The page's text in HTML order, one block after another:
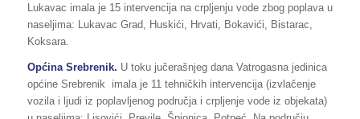
Lukavac imala je 15 intervencija na crpljenju vode zbog poplava u
naseljima: Lukavac Grad, Huskići, Hrvati, Bokavići, Bistarac,
Koksara.
Općina Srebrenik. U toku jučerašnjeg dana Vatrogasna jedinica
općine Srebrenik imala je 11 tehničkih intervencija (izvlačenje
vozila i ljudi iz poplavljenog područja i crpljenje vode iz objekata)